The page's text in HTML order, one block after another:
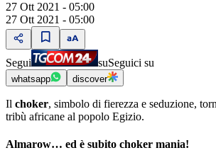
27 Ott 2021 - 05:00
27 Ott 2021 - 05:00
Segui suSeguici su
whatsapp discover
Il choker, simbolo di fierezza e seduzione,
tribù africane al popolo Egizio.
Almarow… ed è subito choker mania!